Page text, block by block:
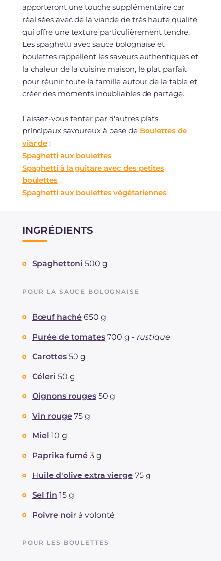
apporteront une touche supplémentaire car
réalisées avec de la viande de très haute qualité
qui offre une texture particulièrement tendre.
Les spaghetti avec sauce bolognaise et
boulettes rappellent les saveurs authentiques et
la chaleur de la cuisine maison, le plat parfait
pour réunir toute la famille autour de la table et
créer des moments inoubliables de partage.
Laissez-vous tenter par d'autres plats
principaux savoureux à base de Boulettes de
viande:
Spaghetti aux boulettes
Spaghetti à la guitare avec des petites
boulettes
Spaghetti aux boulettes végétariennes
INGRÉDIENTS
Spaghettoni 500 g
POUR LA SAUCE BOLOGNAISE
Bœuf haché 650 g
Purée de tomates 700 g - rustique
Carottes 50 g
Céleri 50 g
Oignons rouges 50 g
Vin rouge 75 g
Miel 10 g
Paprika fumé 3 g
Huile d'olive extra vierge 75 g
Sel fin 15 g
Poivre noir à volonté
POUR LES BOULETTES